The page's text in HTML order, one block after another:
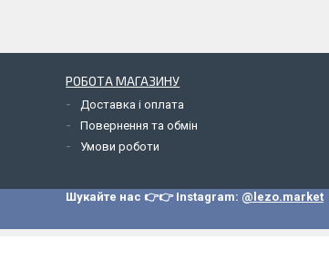
РОБОТА МАГАЗИНУ
Доставка і оплата
Повернення та обмін
Умови роботи
Шукайте нас 👉👉 Instagram: @lezo.market